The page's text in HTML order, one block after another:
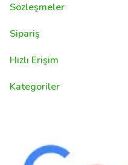
Sözleşmeler
Sipariş
Hızlı Erişim
Kategoriler